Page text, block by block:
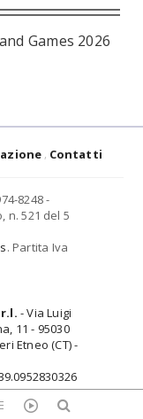
Games 2026
Contatti
8248 -
n. 521 del 5
. Partita Iva
- Via Luigi
11 - 95030
Etneo (CT) -